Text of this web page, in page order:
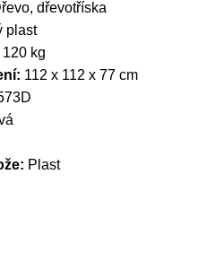
dřevotříska
plast
120 kg
112 x 112 x 77 cm
Plast